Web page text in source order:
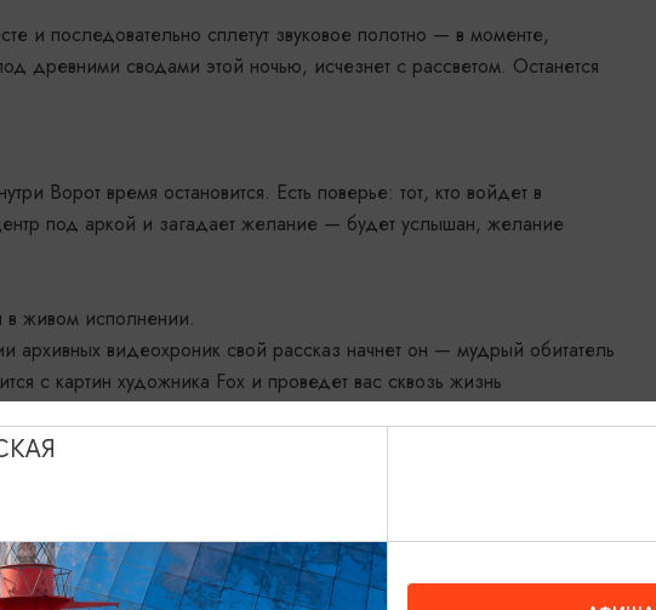
и последовательно сплетут звуковое полотно — в моменте,
древними сводами этой ночью, исчезнет с рассветом. Останется
Ворот время остановится. Есть поверье: тот, кто войдет в
под аркой и загадает желание — будет услышан, желание
в живом исполнении.
видеохроник свой рассказ начнет он — мудрый обитатель
с картин художника Fox и проведет вас сквозь жизнь
прошлое встречается с настоящим в танце света и тени.
соединяющий классику и живую импровизацию.
работающий на стыке перформанса, звука и видео.
волны и аудио-алхимии, превращающий звуки природы в новое